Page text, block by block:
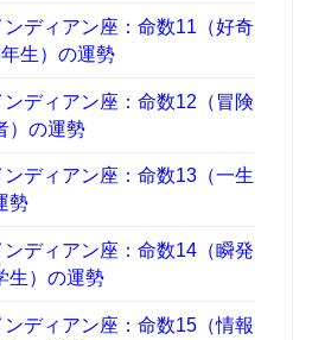
ディアン座：命数11（好奇
生）の運勢
ディアン座：命数12（冒険
）の運勢
ディアン座：命数13（一生
勢
ディアン座：命数14（瞬発
生）の運勢
ディアン座：命数15（情報